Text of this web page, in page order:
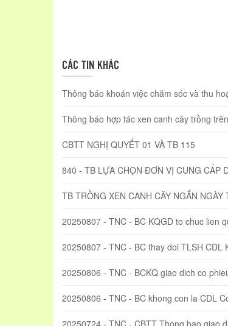
CÁC TIN KHÁC
Thông báo khoán việc chăm sóc và thu
Thông báo hợp tác xen canh cây trồng
CBTT NGHỊ QUYẾT 01 VÀ TB 115
840 - TB LỰA CHỌN ĐƠN VỊ CUNG CẤP
TB TRỒNG XEN CANH CÂY NGẮN
20250807 - TNC - BC KQGD to chuc lien
20250807 - TNC - BC thay doi TLSH CDL
20250806 - TNC - BCKQ giao dich co
20250806 - TNC - BC khong con la CDL